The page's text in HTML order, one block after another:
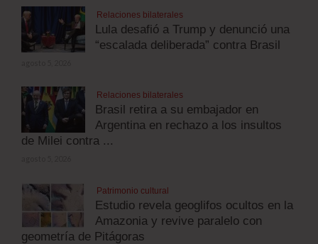
Relaciones bilaterales
Lula desafió a Trump y denunció una
“escalada deliberada” contra Brasil
Relaciones bilaterales
Brasil retira a su embajador en
Argentina en rechazo a los insultos
de Milei contra ...
Patrimonio cultural
Estudio revela geoglifos ocultos en la
Amazonia y revive paralelo con
geometría de Pitágoras